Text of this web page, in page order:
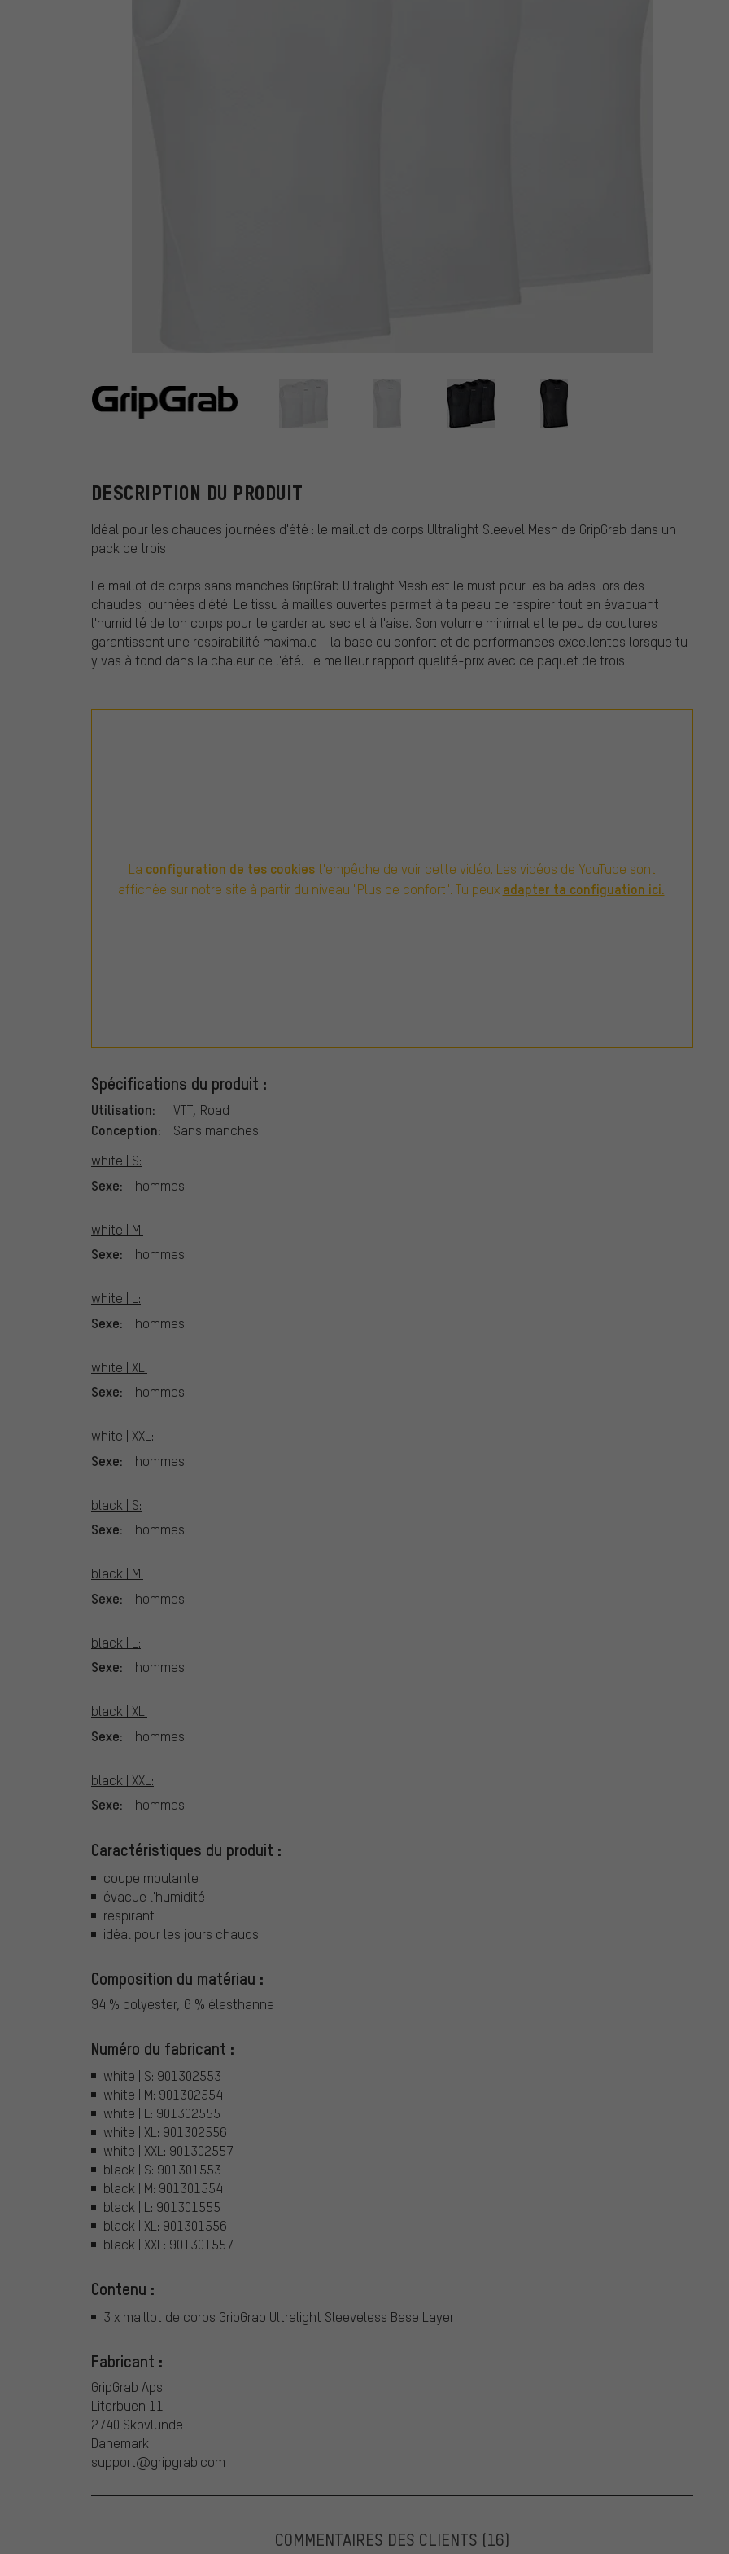
GripGrab
DESCRIPTION DU PRODUIT
Idéal pour les chaudes journées d'été : le maillot de corps Ultralight Sleevel Mesh de GripGrab dans un
pack de trois
Le maillot de corps sans manches GripGrab Ultralight Mesh est le must pour les balades lors des
chaudes journées d'été. Le tissu à mailles ouvertes permet à ta peau de respirer tout en évacuant
l'humidité de ton corps pour te garder au sec et à l'aise. Son volume minimal et le peu de coutures
garantissent une respirabilité maximale - la base du confort et de performances excellentes lorsque tu
y vas à fond dans la chaleur de l'été. Le meilleur rapport qualité-prix avec ce paquet de trois.
La configuration de tes cookiest'empêche de voir cette vidéo. Les vidéos de YouTube sont
affichée sur notre site à partir du niveau "Plus de confort". Tu peux adapter ta configuation ici..
Spécifications du produit :
Utilisation: VTT, Road
Conception:
Sans manches
white | S:
Sexe: hommes
white | M:
Sexe: hommes
white | L:
Sexe: hommes
white | XL:
Sexe: hommes
white | XXL:
Sexe: hommes
black | S:
Sexe: hommes
black | M:
Sexe: hommes
black | L:
Sexe: hommes
black | XL:
Sexe: hommes
black | XXL:
Sexe: hommes
Caractéristiques du produit :
coupe moulante
évacue l'humidité
respirant
idéal pour les jours chauds
Composition du matériau :
94 % polyester, 6 % élasthanne
Numéro du fabricant :
white | S: 901302553
white | M: 901302554
white | L: 901302555
white | XL: 901302556
white | XXL: 901302557
black | S: 901301553
black | M: 901301554
black | L: 901301555
black | XL: 901301556
black | XXL: 901301557
Contenu :
3 x maillot de corps GripGrab Ultralight Sleeveless Base Layer
Fabricant :
GripGrab Aps
Literbuen 11
2740 Skovlunde
Danemark
support@gripgrab.com
COMMENTAIRES DES CLIENTS (16)